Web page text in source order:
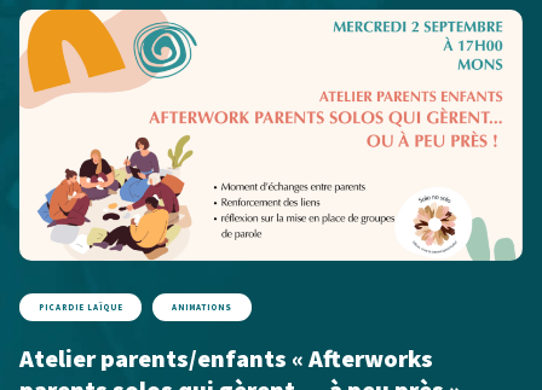
PICARDIE LAÏQUE ANIMATIONS
Atelier parents/enfants « Afterworks